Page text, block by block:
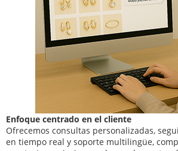
Enfoque centrado en el cliente
Ofrecemos consultas personalizadas,
en tiempo real y soporte multilingüe,